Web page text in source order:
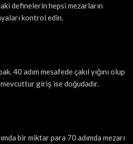
definelerin hepsi mezarların
kontrol edin.
40 adım mesafede çakıl yığını olup
giriş ise doğudadır.
bir miktar para 70 adımda mezarı